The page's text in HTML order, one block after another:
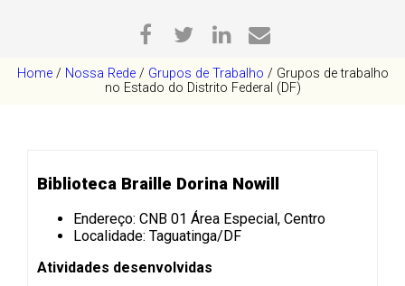
Home/ Nossa Rede/ Grupos de Trabalho / Grupos de trabalho
no Estado do Distrito Federal (DF)
Biblioteca Braille Dorina Nowill
Endereço: CNB 01 Área Especial, Centro
Localidade: Taguatinga/DF
Atividades desenvolvidas